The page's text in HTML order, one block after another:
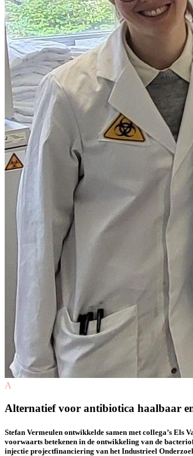
A
Alternatief voor antibiotica haalbaar
Stefan Vermeulen ontwikkelde samen met collega’s
voorwaarts betekenen in de ontwikkeling van de
injectie projectfinanciering van het Industrieel